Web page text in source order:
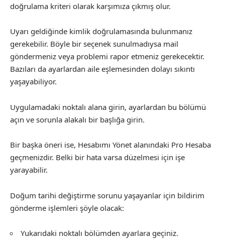
doğrulama kriteri olarak karşımıza çıkmış olur.
Uyarı geldiğinde kimlik doğrulamasında bulunmanız
gerekebilir. Böyle bir seçenek sunulmadıysa mail
göndermeniz veya problemi rapor etmeniz gerekecektir.
Bazıları da ayarlardan aile eşlemesinden dolayı sıkıntı
yaşayabiliyor.
Uygulamadaki noktalı alana girin, ayarlardan bu bölümü
açın ve sorunla alakalı bir başlığa girin.
Bir başka öneri ise, Hesabımı Yönet alanındaki Pro Hesaba
geçmenizdir. Belki bir hata varsa düzelmesi için işe
yarayabilir.
Doğum tarihi değiştirme sorunu yaşayanlar için bildirim
gönderme işlemleri şöyle olacak:
Yukarıdaki noktalı bölümden ayarlara geçiniz.